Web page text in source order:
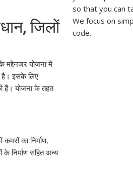
जिलों
मद्देनजर योजना में
है। इसके लिए
हैं। योजना के तहत
का निर्माण,
के निर्माण सहित अन्य
so that you can
We focus on
code.